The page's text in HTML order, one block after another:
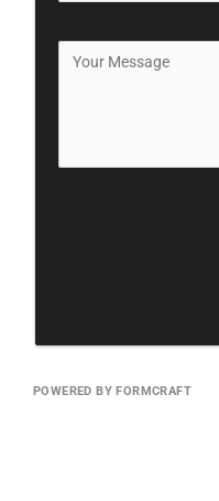
POWERED BY FORMCRAFT